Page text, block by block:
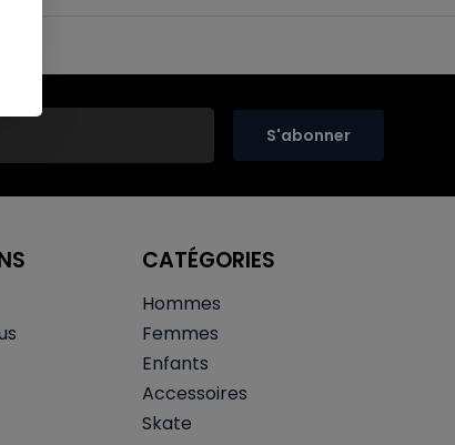
S'abonner
CATÉGORIES
Hommes
Femmes
Enfants
Accessoires
Skate